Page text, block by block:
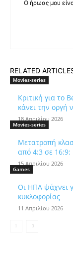
Ο ήρωας μου
RELATED
Movies-series
Κριτική για το
κάνει την οργή
18 Απριλίου 2026
Movies-series
Μετατροπή
από 4:3 σε 16:9:
15 Απριλίου 2026
Games
Οι ΗΠΑ ψάχνει
κυκλοφορίας
11 Απριλίου 2026